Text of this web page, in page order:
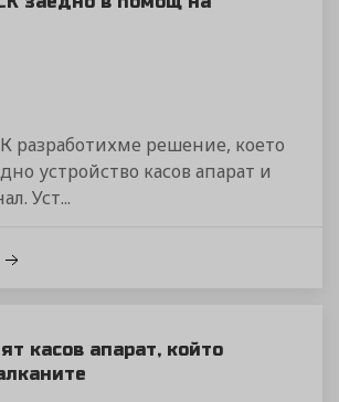
разработихме решение, което
устройство касов апарат и
Уст...
касов апарат, който